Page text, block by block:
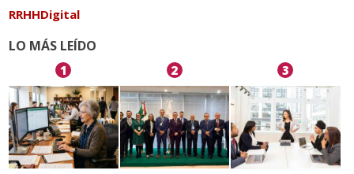
RRHHDigital
LO MÁS LEÍDO
1 2 3